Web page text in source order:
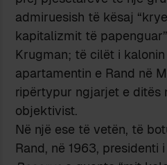
admiruesish të kësaj
kapitalizmit të
Krugman; të cilët i
apartamentin e Rand në
ripërtypur ngjarjet e ditës
objektivist.
Në një ese të vetën, të
Rand, në 1963, presidenti